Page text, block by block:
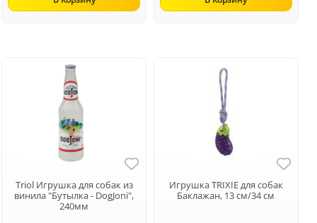
Triol Игрушка для собак из
винила "Бутылка - DogJoni",
240мм
Игрушка TRIXIE для собак
Баклажан, 13 см/34 см